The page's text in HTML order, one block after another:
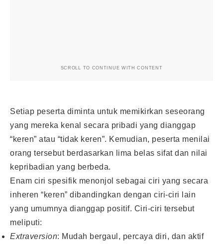
SCROLL TO CONTINUE WITH CONTENT
Setiap peserta diminta untuk memikirkan seseorang
yang mereka kenal secara pribadi yang dianggap
“keren” atau “tidak keren”. Kemudian, peserta menilai
orang tersebut berdasarkan lima belas sifat dan nilai
kepribadian yang berbeda.
Enam ciri spesifik menonjol sebagai ciri yang secara
inheren “keren” dibandingkan dengan ciri-ciri lain
yang umumnya dianggap positif. Ciri-ciri tersebut
meliputi:
Extraversion: Mudah bergaul, percaya diri, dan aktif